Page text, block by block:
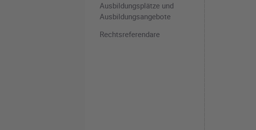
Ausbildungsplätze und
Ausbildungsangebote
Rechtsreferendare